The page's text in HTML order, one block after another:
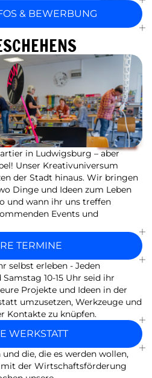
& BEWERBUNG
in Ludwigsburg – aber
Unser Kreativuniversum
der Stadt hinaus. Wir bringen
Dinge und Ideen zum Leben
und wann ihr uns treffen
Events und
TERMINE
selbst erleben - Jeden
10-15 Uhr seid ihr
Projekte und Ideen in der
umzusetzen, Werkzeuge und
Kontakte zu knüpfen.
WERKSTATT
die, die es werden wollen,
der Wirtschaftsförderung